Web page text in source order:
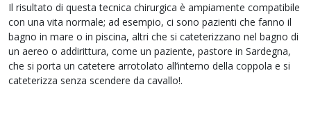
Il risultato di questa tecnica chirurgica è ampiamente compatibile
con una vita normale; ad esempio, ci sono pazienti che fanno il
bagno in mare o in piscina, altri che si cateterizzano nel bagno di
un aereo o addirittura, come un paziente, pastore in Sardegna,
che si porta un catetere arrotolato all’interno della coppola e si
cateterizza senza scendere da cavallo!.